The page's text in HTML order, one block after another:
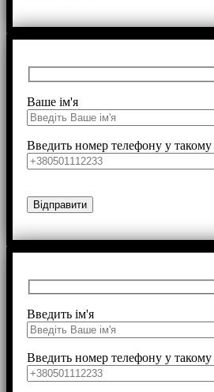
Ваше ім'я
Введить номер телефону у
Введить ім'я
Введить номер телефону у